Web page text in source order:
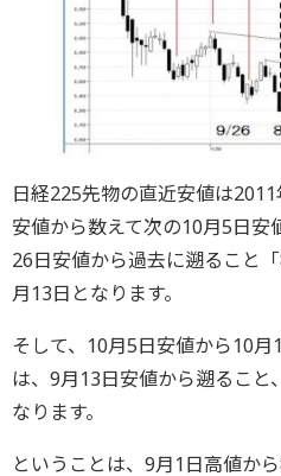
日経225先物の直近安値は
安値から数えて次の10月5日安
26日安値から過去に遡ること
月13日となります。
そして、10月5日安値から10
は、9月13日安値から遡ること
なります。
ということは、9月1日高値か